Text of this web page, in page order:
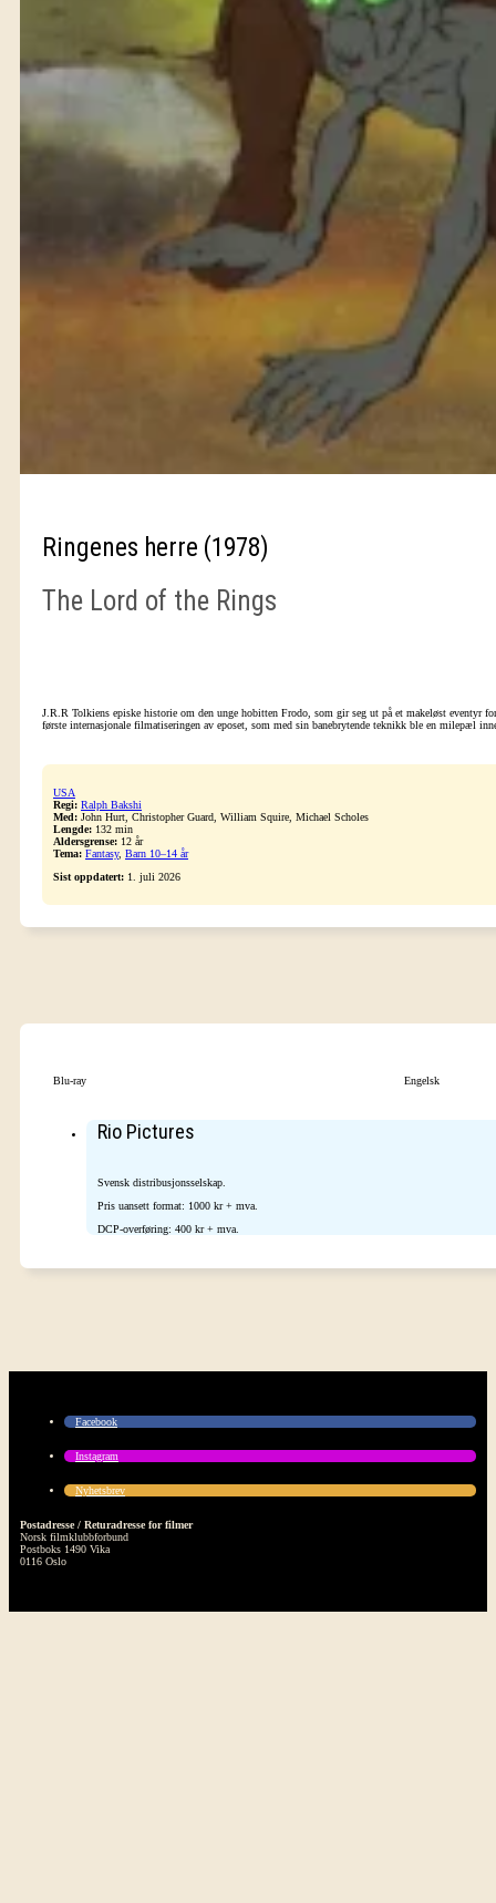
Ringenes herre (1978)
The Lord of the Rings
J.R.R Tolkiens episke historie om den unge hobitten Frodo, som gir seg ut på et makeløst eventyr
første internasjonale filmatiseringen av eposet, som med sin banebrytende teknikk ble en milepæl
USA
Regi: Ralph Bakshi
Med: John Hurt, Christopher Guard, William Squire, Michael Scholes
Lengde: 132 min
Aldersgrense: 12 år
Tema: Fantasy, Barn 10–14 år
Sist oppdatert: 1. juli 2026
Blu-ray Engelsk
Rio Pictures
Svensk distribusjonsselskap.
Pris uansett format: 1000 kr + mva.
DCP-overføring: 400 kr + mva.
Facebook
Instagram
Nyhetsbrev
Postadresse / Returadresse for filmer
Norsk filmklubbforbund
Postboks 1490 Vika
0116 Oslo